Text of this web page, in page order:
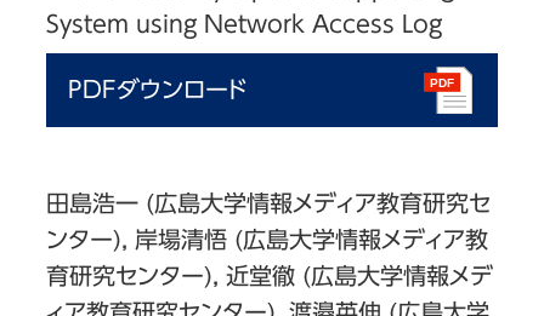
System using Network Access Log
PDFダウンロード
田島浩一 (広島大学情報メディア教育研究セ
ンター), 岸場清悟 (広島大学情報メディア教
育研究センター), 近堂徹 (広島大学情報メデ
ィア教育研究センター), 渡邉英伸 (広島大学